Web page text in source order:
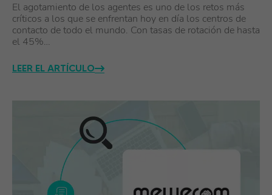
El agotamiento de los agentes es uno de los retos más
críticos a los que se enfrentan hoy en día los centros de
contacto de todo el mundo. Con tasas de rotación de hasta
el 45%…
LEER EL ARTÍCULO